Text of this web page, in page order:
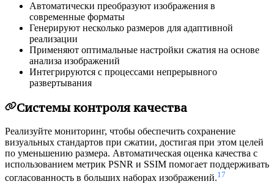
Автоматически преобразуют изображения в
современные форматы
Генерируют несколько размеров для адаптивной
реализации
Применяют оптимальные настройки сжатия на основе
анализа изображений
Интегрируются с процессами непрерывного
развертывания
Системы контроля качества
Реализуйте мониторинг, чтобы обеспечить сохранение
визуальных стандартов при сжатии, достигая при этом целей
по уменьшению размера. Автоматическая оценка качества с
использованием метрик PSNR и SSIM помогает поддерживать
согласованность в больших наборах изображений.17